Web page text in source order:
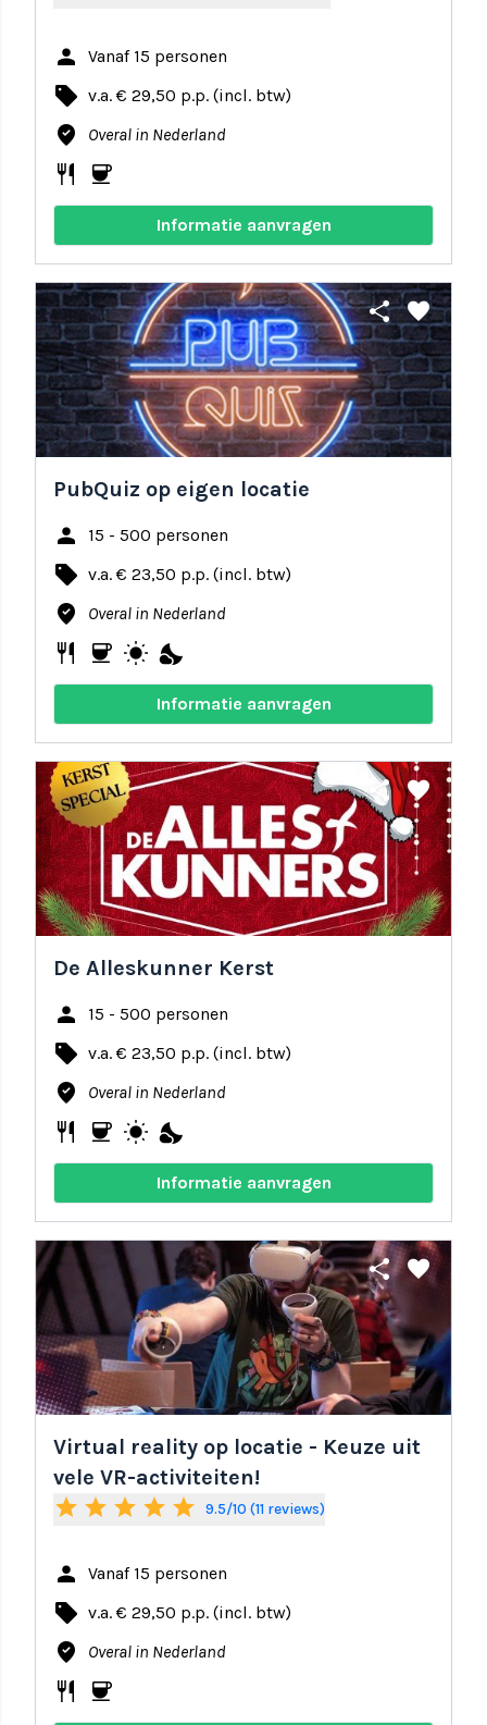
person Vanaf 15 personen
local_offer v.a. € 29,50 p.p. (incl. btw)
where_to_vote Overal in Nederland
restaurant coffee
Informatie aanvragen
share favorite
PubQuiz op eigen locatie
person 15 - 500 personen
local_offer v.a. € 23,50 p.p. (incl. btw)
where_to_vote Overal in Nederland
restaurant coffee wb_sunny nights_stay
Informatie aanvragen
share favorite
De Alleskunner Kerst
person 15 - 500 personen
local_offer v.a. € 23,50 p.p. (incl. btw)
where_to_vote Overal in Nederland
restaurant coffee wb_sunny nights_stay
Informatie aanvragen
share favorite
Virtual reality op locatie - Keuze uit
vele VR-activiteiten!
star star star star star 9.5/10 (11 reviews)
person Vanaf 15 personen
local_offer v.a. € 29,50 p.p. (incl. btw)
where_to_vote Overal in Nederland
restaurant coffee